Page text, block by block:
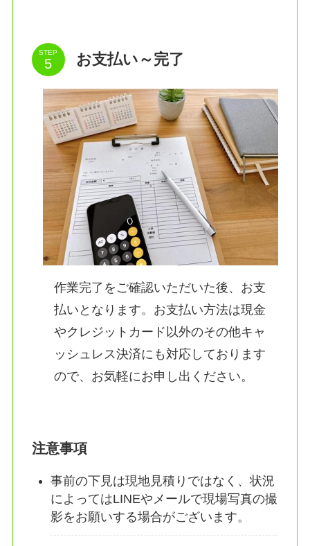
STEP お支払い～完了
作業完了をご確認いただいた後、お支
払いとなります。お支払い方法は現金
やクレジットカード以外のその他キャ
ッシュレス決済にも対応しております
ので、お気軽にお申し出ください。
注意事項
事前の下見は現地見積りではなく、状況
によってはLINEやメールで現場写真の撮
影をお願いする場合がございます。